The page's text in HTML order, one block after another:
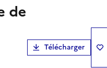
Télécharger